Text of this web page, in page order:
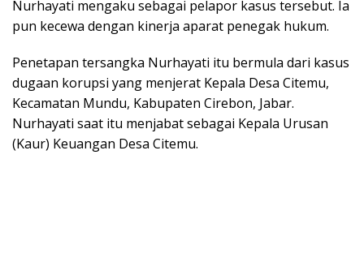
Nurhayati mengaku sebagai pelapor kasus tersebut. Ia
pun kecewa dengan kinerja aparat penegak hukum.
Penetapan tersangka Nurhayati itu bermula dari kasus
dugaan korupsi yang menjerat Kepala Desa Citemu,
Kecamatan Mundu, Kabupaten Cirebon, Jabar.
Nurhayati saat itu menjabat sebagai Kepala Urusan
(Kaur) Keuangan Desa Citemu.